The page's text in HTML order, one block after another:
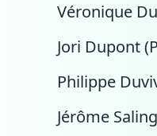
Véronique
Jori Dupont
Philippe
Jérôme